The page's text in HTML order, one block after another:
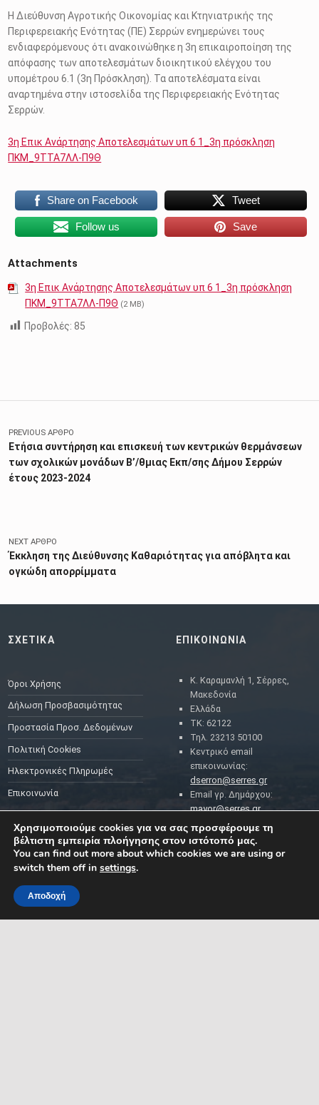
Η Διεύθυνση Αγροτικής Οικονομίας και Κτηνιατρικής της
Περιφερειακής Ενότητας (ΠΕ) Σερρών ενημερώνει τους
ενδιαφερόμενους ότι ανακοινώθηκε η 3η επικαιροποίηση της
απόφασης των αποτελεσμάτων διοικητικού ελέγχου του
υπομέτρου 6.1 (3η Πρόσκληση). Τα αποτελέσματα είναι
αναρτημένα στην ιστοσελίδα της Περιφερειακής Ενότητας
Σερρών.
3η Επικ Ανάρτησης Αποτελεσμάτων υπ 6 1_3η πρόσκληση
ΠΚΜ_9ΤΤΑ7ΛΛ-Π9Θ
Share on Facebook Tweet
Follow us Save
Attachments
3η Επικ Ανάρτησης Αποτελεσμάτων υπ 6 1_3η πρόσκληση
ΠΚΜ_9ΤΤΑ7ΛΛ-Π9Θ (2 MB)
Προβολές: 85
Πλοήγηση άρθρων
PREVIOUS ΆΡΘΡΟ
Ετήσια συντήρηση και επισκευή των κεντρικών θερμάνσεων
των σχολικών μονάδων B’/θμιας Εκπ/σης Δήμου Σερρών
έτους 2023-2024
NEXT ΆΡΘΡΟ
Έκκληση της Διεύθυνσης Καθαριότητας για απόβλητα και
ογκώδη απορρίμματα
ΣΧΕΤΙΚΑ
Όροι Χρήσης
Δήλωση Προσβασιμότητας
Προστασία Προσ. Δεδομένων
Πολιτική Cookies
Ηλεκτρονικές Πληρωμές
Επικοινωνία
ΕΠΙΚΟΙΝΩΝΙΑ
Κ. Καραμανλή 1, Σέρρες,
Μακεδονία
Ελλάδα
ΤΚ: 62122
Τηλ. 23213 50100
Κεντρικό email
επικοινωνίας:
dserron@serres.gr
Email γρ. Δημάρχου:
mayor@serres.gr
Email DPO (Υπευθύνου
Προστασίας Δεδομένων):
dpo@serres.gr
ΡΟΗ ΕΙΔΗΣΕΩΝ
ΔΗΜΟΤΗ ΚΑΙ ΤΗΣ
Χρησιμοποιούμε cookies για να σας προσφέρουμε τη
βέλτιστη εμπειρία πλοήγησης στον ιστότοπό μας.
You can find out more about which cookies we are using or
switch them off in settings.
Αποδοχή